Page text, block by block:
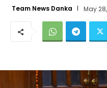
Team News Danka May